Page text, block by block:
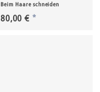
Beim Haare schneiden
80,00 € *